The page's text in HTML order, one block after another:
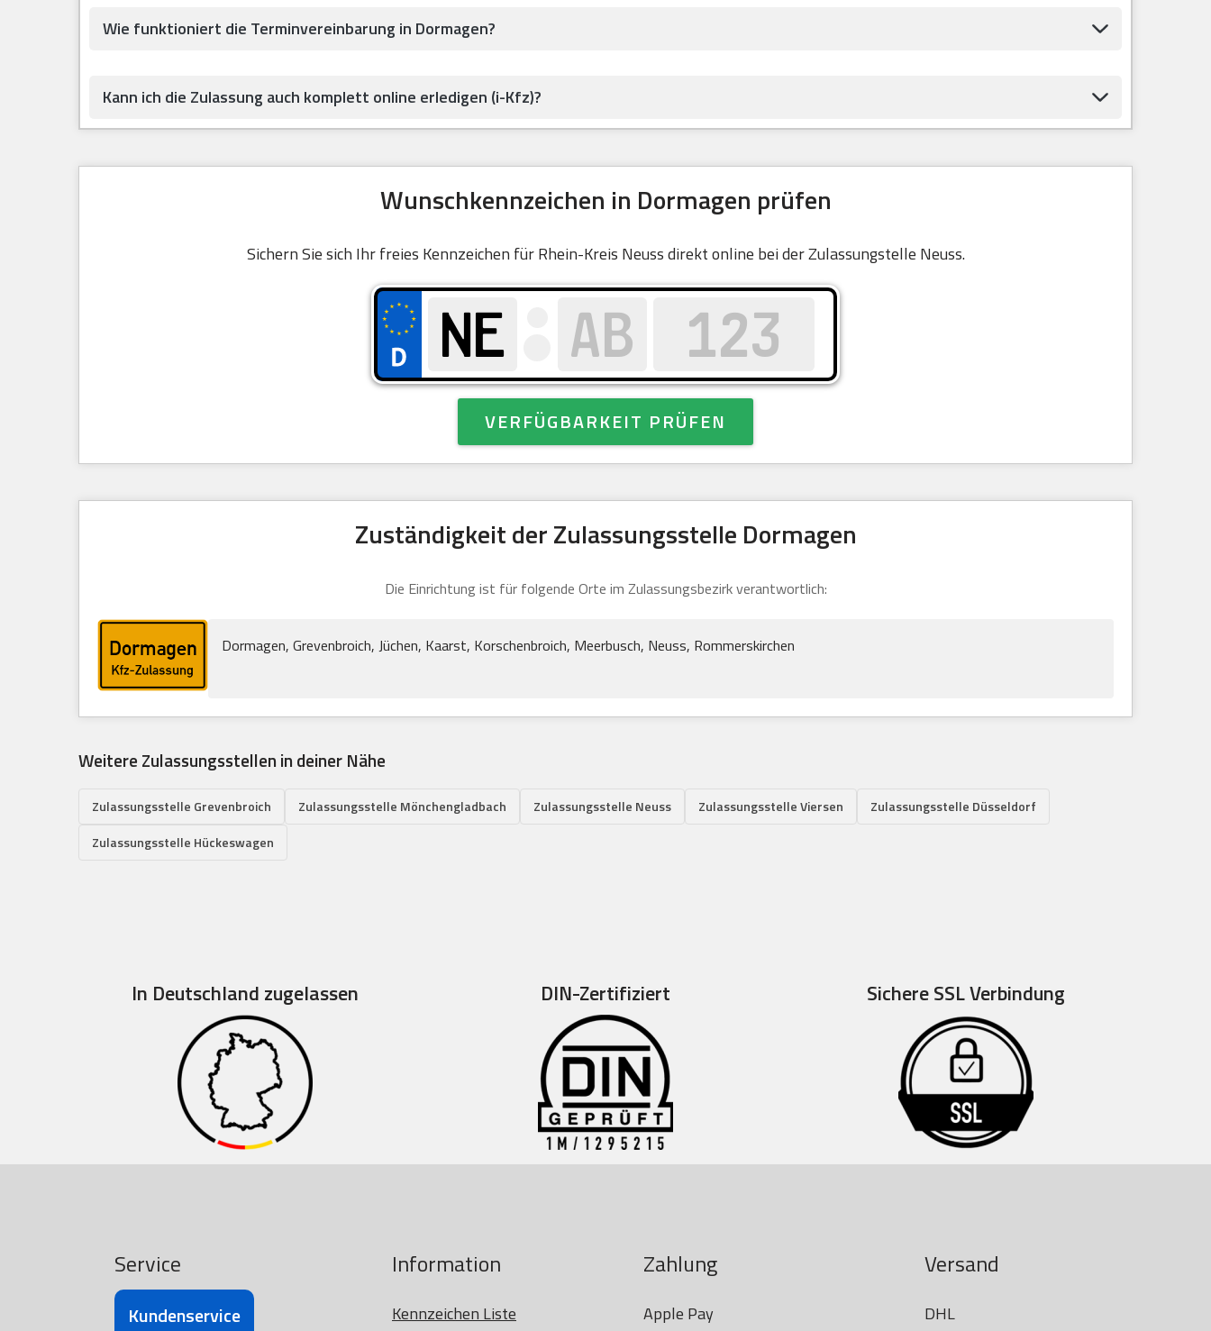
Wie funktioniert die Terminvereinbarung in Dormagen?
Kann ich die Zulassung auch komplett online erledigen (i-Kfz)?
Wunschkennzeichen in Dormagen prüfen
Sichern Sie sich Ihr freies Kennzeichen für Rhein-Kreis Neuss direkt online bei der Zulassungstelle Neuss.
VERFÜGBARKEIT PRÜFEN
Zuständigkeit der Zulassungsstelle Dormagen
Die Einrichtung ist für folgende Orte im Zulassungsbezirk verantwortlich:
Dormagen, Grevenbroich, Jüchen, Kaarst, Korschenbroich, Meerbusch, Neuss, Rommerskirchen
Weitere Zulassungsstellen in deiner Nähe
Zulassungsstelle Grevenbroich Zulassungsstelle Mönchengladbach Zulassungsstelle Neuss Zulassungsstelle Viersen
Zulassungsstelle Düsseldorf
Zulassungsstelle Hückeswagen
In Deutschland zugelassen DIN-Zertifiziert Sichere SSL Verbindung
Service
Kundenservice
Information
Kennzeichen Liste
Zahlung
Apple Pay
Versand
DHL